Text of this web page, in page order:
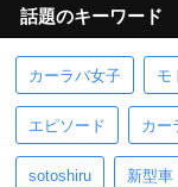
話題のキーワード
カーラバ女子 モ
エピソード カー
sotoshiru 新型車